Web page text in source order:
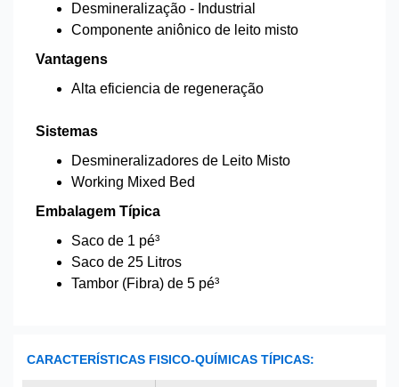
Desmineralização - Industrial
Componente aniônico de leito misto
Vantagens
Alta eficiencia de regeneração
Sistemas
Desmineralizadores de Leito Misto
Working Mixed Bed
Embalagem Típica
Saco de 1 pé³
Saco de 25 Litros
Tambor (Fibra) de 5 pé³
CARACTERÍSTICAS FISICO-QUÍMICAS TÍPICAS: